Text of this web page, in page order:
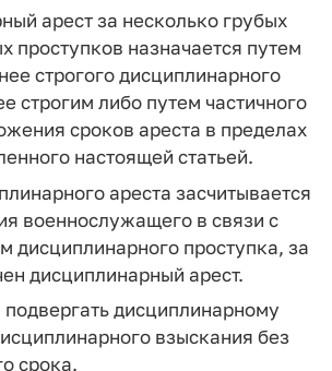
арест за несколько грубых
проступков назначается путем
строгого дисциплинарного
строгим либо путем частичного
сроков ареста в пределах
настоящей статьей.
ареста засчитывается
военнослужащего в связи с
дисциплинарного проступка, за
дисциплинарный арест.
дисциплинарному
взыскания без
срока.